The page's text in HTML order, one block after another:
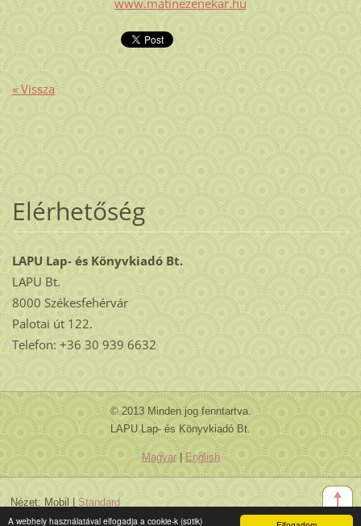
A webhely használatával elfogadja a cookie-k (sütik)
www.matinezenekar.hu
« Vissza
Elérhetőség
LAPU Lap- és Könyvkiadó Bt.
LAPU Bt.
8000 Székesfehérvár
Palotai út 122.
Telefon: +36 30 939 6632
© 2013 Minden jog fenntartva.
LAPU Lap- és Könyvkiadó Bt.
Magyar| English
Nézet: Mobil Standard